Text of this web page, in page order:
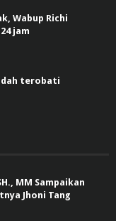
Wabup Richi
jam
terobati
MM Sampaikan
Jhoni Tang